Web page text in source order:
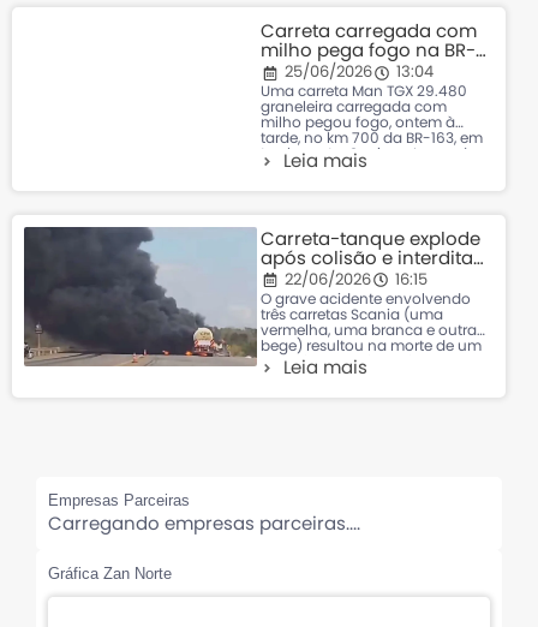
da Silva, de 56 anos, que
conduzia o HB20, sua filha
Monica Jaci Batista e Silva,
Carreta carregada com
milho pega fogo na BR-
163 em Sorriso após
pane elétrica
25/06/2026 13:04
Uma carreta Man TGX 29.480
graneleira carregada com
milho pegou fogo, ontem à
tarde, no km 700 da BR-163, em
trecho entre Sorriso e Lucas do
Rio Verde. Apesar dos danos
acordo com informações da
concessionária Nova Rota do
Oeste, a
Leia mais
Carreta-tanque explode
após colisão e interdita
rodovia em Mato Grosso;
motorista morreu
22/06/2026 16:15
O grave acidente envolvendo
três carretas Scania (uma
vermelha, uma branca e outra
bege) resultou na morte de um
motorista e na interdição total
do trecho do km 511 da BR-070,
Leia mais
Empresas Parceiras
Carregando empresas parceiras....
Gráfica Zan Norte